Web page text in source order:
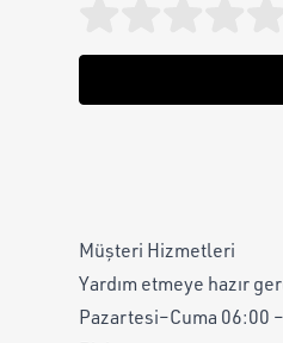
Müşteri Hizmetleri
Yardım etmeye hazır
Pazartesi–Cuma 06:00